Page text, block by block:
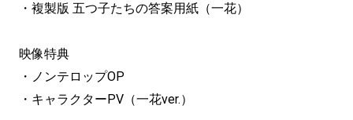
・複製版 五つ子たちの答案用紙（一花）
映像特典
・ノンテロップOP
・キャラクターPV（一花ver.）